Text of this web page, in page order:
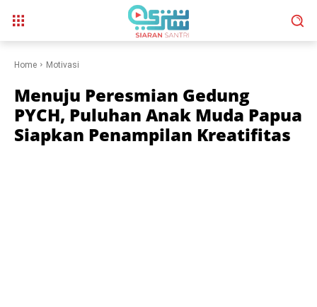
Home Motivasi
Menuju Peresmian Gedung
PYCH, Puluhan Anak Muda Papua
Siapkan Penampilan Kreatifitas